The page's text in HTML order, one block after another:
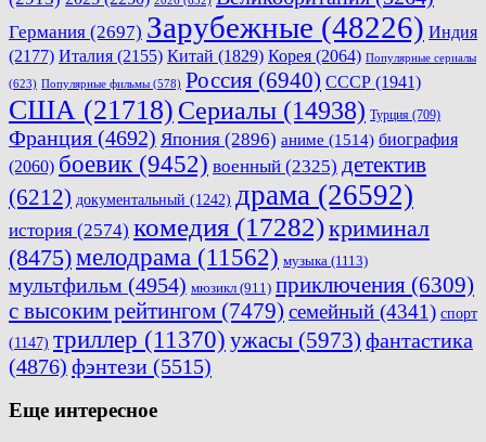
Германия (2697) Зарубежные (48226) Индия
(2177) Италия (2155) Китай (1829) Корея (2064) Популярные сериалы
(623) Популярные фильмы (578) Россия (6940) СССР (1941)
США (21718) Сериалы (14938) Турция (709)
Франция (4692) Япония (2896) аниме (1514) биография
(2060) боевик (9452) военный (2325) детектив
(6212) документальный (1242) драма (26592)
история (2574) комедия (17282)криминал
(8475)мелодрама (11562) музыка (1113)
мультфильм (4954) мюзикл (911) приключения (6309)
с высоким рейтингом (7479) семейный (4341) спорт
(1147) триллер (11370) ужасы (5973) фантастика
(4876) фэнтези (5515)
Еще интересное